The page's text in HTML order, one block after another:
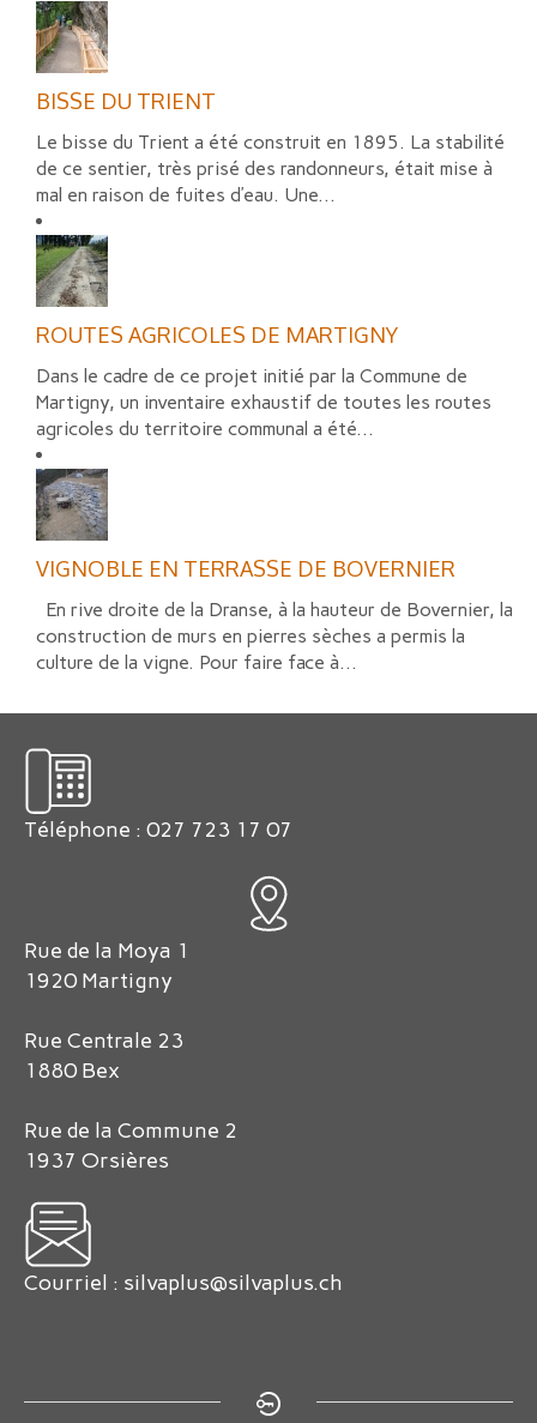
BISSE DU TRIENT
Le bisse du Trient a été construit en 1895. La stabilité
de ce sentier, très prisé des randonneurs, était mise à
mal en raison de fuites d’eau. Une...
ROUTES AGRICOLES DE MARTIGNY
Dans le cadre de ce projet initié par la Commune de
Martigny, un inventaire exhaustif de toutes les routes
agricoles du territoire communal a été...
VIGNOBLE EN TERRASSE DE BOVERNIER
En rive droite de la Dranse, à la hauteur de Bovernier, la
construction de murs en pierres sèches a permis la
culture de la vigne. Pour faire face à...
Téléphone : 027 723 17 07
Rue de la Moya 1
1920 Martigny
Rue Centrale 23
1880 Bex
Rue de la Commune 2
1937 Orsières
Courriel : silvaplus@silvaplus.ch